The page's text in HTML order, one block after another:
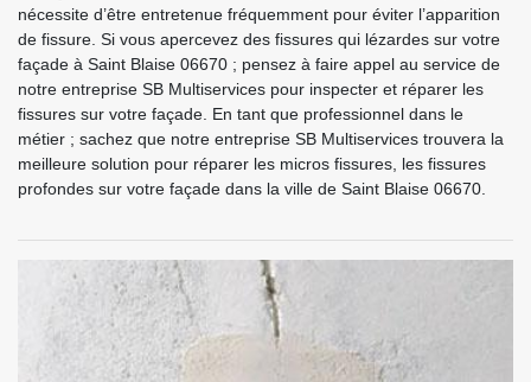
nécessite d’être entretenue fréquemment pour éviter l’apparition
de fissure. Si vous apercevez des fissures qui lézardes sur votre
façade à Saint Blaise 06670 ; pensez à faire appel au service de
notre entreprise SB Multiservices pour inspecter et réparer les
fissures sur votre façade. En tant que professionnel dans le
métier ; sachez que notre entreprise SB Multiservices trouvera la
meilleure solution pour réparer les micros fissures, les fissures
profondes sur votre façade dans la ville de Saint Blaise 06670.